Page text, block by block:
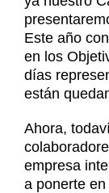
Contacto
Este año
en los
días
están
Ahora,
empresa
a ponerte